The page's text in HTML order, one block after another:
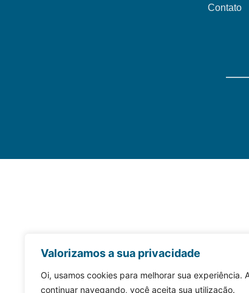
Valorizamos a sua privacidade
Oi, usamos cookies para melhorar sua experiência.
continuar navegando, você aceita sua utilização.
Contato